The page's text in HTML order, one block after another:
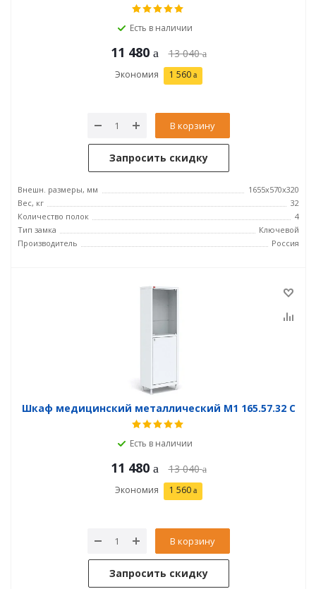
Есть в наличии
11 480 13 040
Экономия 1 560
В корзину
Запросить скидку
Внешн. размеры, мм
1655х570х320
Вес, кг
32
Количество полок
4
Тип замка
Ключевой
Производитель
Россия
Шкаф медицинский металлический М1 165.57.32 C
Есть в наличии
11 480 13 040
Экономия 1 560
В корзину
Запросить скидку